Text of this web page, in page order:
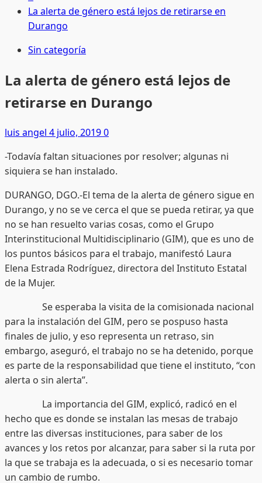
La alerta de género está lejos de retirarse en
Durango
Sin categoría
La alerta de género está lejos de
retirarse en Durango
luis angel 4 julio, 20190
-Todavía faltan situaciones por resolver; algunas ni
siquiera se han instalado.
DURANGO, DGO.-El tema de la alerta de género sigue en
Durango, y no se ve cerca el que se pueda retirar, ya que
no se han resuelto varias cosas, como el Grupo
Interinstitucional Multidisciplinario (GIM), que es uno de
los puntos básicos para el trabajo, manifestó Laura
Elena Estrada Rodríguez, directora del Instituto Estatal
de la Mujer.
Se esperaba la visita de la comisionada nacional
para la instalación del GIM, pero se pospuso hasta
finales de julio, y eso representa un retraso, sin
embargo, aseguró, el trabajo no se ha detenido, porque
es parte de la responsabilidad que tiene el instituto, “con
alerta o sin alerta”.
La importancia del GIM, explicó, radicó en el
hecho que es donde se instalan las mesas de trabajo
entre las diversas instituciones, para saber de los
avances y los retos por alcanzar, para saber si la ruta por
la que se trabaja es la adecuada, o si es necesario tomar
un cambio de rumbo.